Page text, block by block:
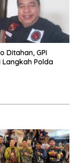
Ditahan, GPI
Langkah Polda